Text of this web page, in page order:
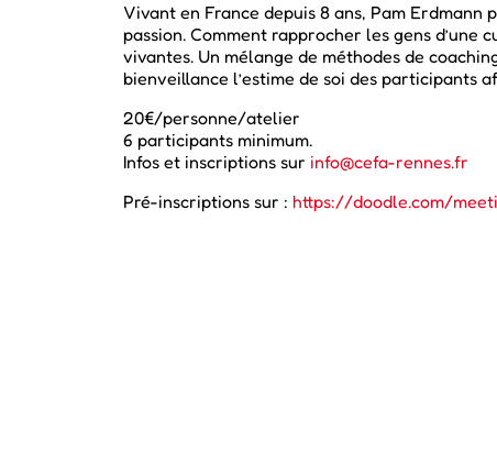
Vivant en France depuis 8 ans, Pam
passion. Comment rapprocher les gens
vivantes. Un mélange de méthodes de
bienveillance l’estime de soi des participants
20€/personne/atelier
6 participants minimum.
Infos et inscriptions sur info@cefa-rennes.fr
Pré-inscriptions sur : https://doodle.com/